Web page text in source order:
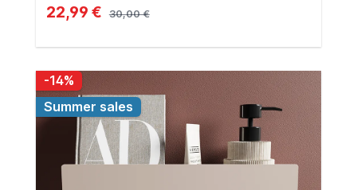
22,99 € 30,00 €
-14%
Summer sales